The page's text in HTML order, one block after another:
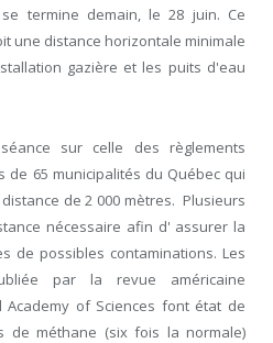
termine demain, le 28 juin. Ce
une distance horizontale minimale
gazière et les puits d'eau
sur celle des règlements
de 65 municipalités du Québec qui
de 2 000 mètres. Plusieurs
nécessaire afin d' assurer la
de possibles contaminations. Les
par la revue américaine
Academy of Sciences font état de
de méthane (six fois la normale)